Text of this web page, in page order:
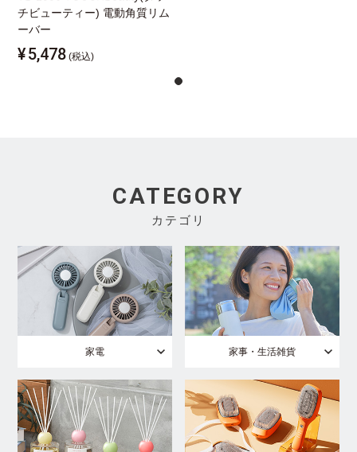
チビューティー) 電動角質リム
ーバー
¥5,478 (税込)
CATEGORY
カテゴリ
家電 家事・生活雑貨